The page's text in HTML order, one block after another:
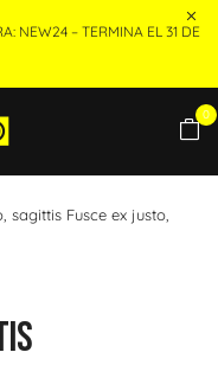
NEW24 – TERMINA EL 31 DE
0
sagittis Fusce ex justo,